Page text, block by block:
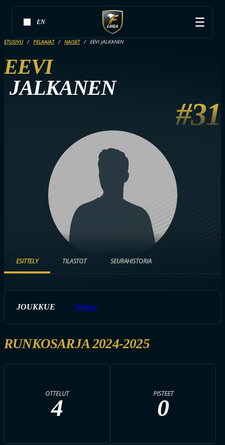
EN
ETUSIVU PELAAJAT NAISET EEVI JALKANEN
EEVI
JALKANEN
#31
ESITTELY TILASTOT SEURAHISTORIA
JOUKKUE Welhot
RUNKOSARJA 2024-2025
OTTELUT
4
PISTEET
0